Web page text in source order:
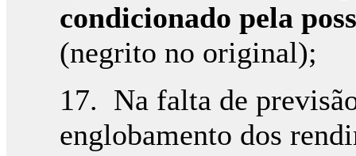
condicionado pela
(negrito no original);
17. Na falta de
englobamento dos